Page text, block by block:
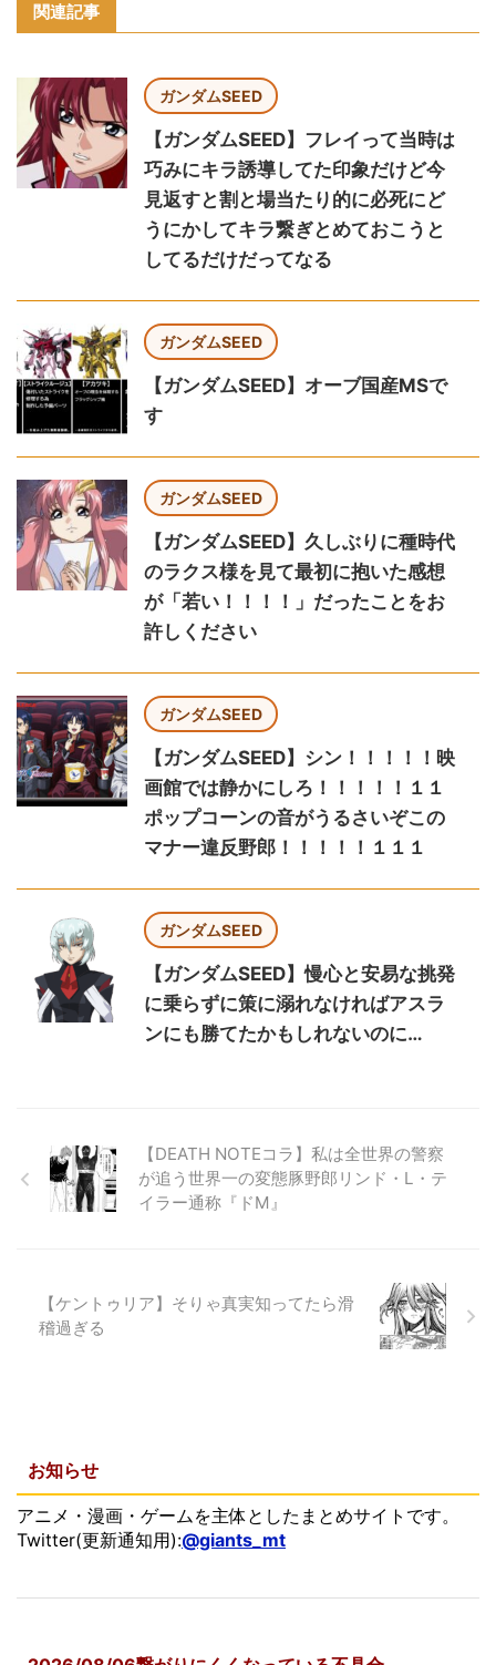
関連記事
ガンダムSEED
【ガンダムSEED】フレイって当時は
巧みにキラ誘導してた印象だけど今
見返すと割と場当たり的に必死にど
うにかしてキラ繋ぎとめておこうと
してるだけだってなる
ガンダムSEED
【ガンダムSEED】オーブ国産MSで
す
ガンダムSEED
【ガンダムSEED】久しぶりに種時代
のラクス様を見て最初に抱いた感想
が「若い！！！！」だったことをお
許しください
ガンダムSEED
【ガンダムSEED】シン！！！！！映
画館では静かにしろ！！！！！１１
ポップコーンの音がうるさいぞこの
マナー違反野郎！！！！！１１１
ガンダムSEED
【ガンダムSEED】慢心と安易な挑発
に乗らずに策に溺れなければアスラ
ンにも勝てたかもしれないのに…
【DEATH NOTEコラ】私は全世界の警察
が追う世界一の変態豚野郎リンド・L・テ
イラー通称『ドM』
【ケントゥリア】そりゃ真実知ってたら滑
稽過ぎる
お知らせ
アニメ・漫画・ゲームを主体としたまとめサイトです。
Twitter(更新通知用):@giants_mt